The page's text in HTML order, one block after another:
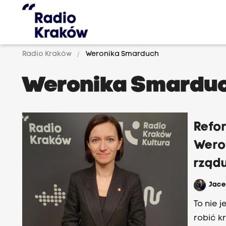
Radio Kraków Weronika Smarduch
Weronika
To nie
robić